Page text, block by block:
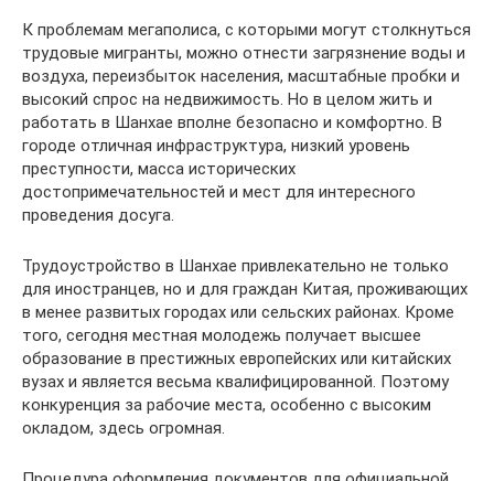
К проблемам мегаполиса, с которыми могут столкнуться
трудовые мигранты, можно отнести загрязнение воды и
воздуха, переизбыток населения, масштабные пробки и
высокий спрос на недвижимость. Но в целом жить и
работать в Шанхае вполне безопасно и комфортно. В
городе отличная инфраструктура, низкий уровень
преступности, масса исторических
достопримечательностей и мест для интересного
проведения досуга.
Трудоустройство в Шанхае привлекательно не только
для иностранцев, но и для граждан Китая, проживающих
в менее развитых городах или сельских районах. Кроме
того, сегодня местная молодежь получает высшее
образование в престижных европейских или китайских
вузах и является весьма квалифицированной. Поэтому
конкуренция за рабочие места, особенно с высоким
окладом, здесь огромная.